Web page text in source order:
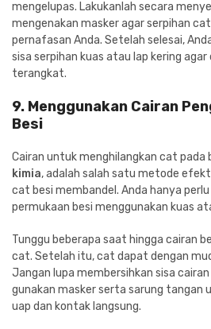
mengelupas. Lakukanlah secara
mengenakan masker agar serpihan
pernafasan Anda. Setelah selesai,
sisa serpihan kuas atau lap kering
terangkat.
9. Menggunakan Cairan
Besi
Cairan untuk menghilangkan cat pada
kimia, adalah salah satu metode
cat besi membandel. Anda hanya
permukaan besi menggunakan kuas
Tunggu beberapa saat hingga cairan
cat. Setelah itu, cat dapat dengan
Jangan lupa membersihkan sisa
gunakan masker serta sarung tangan
uap dan kontak langsung.